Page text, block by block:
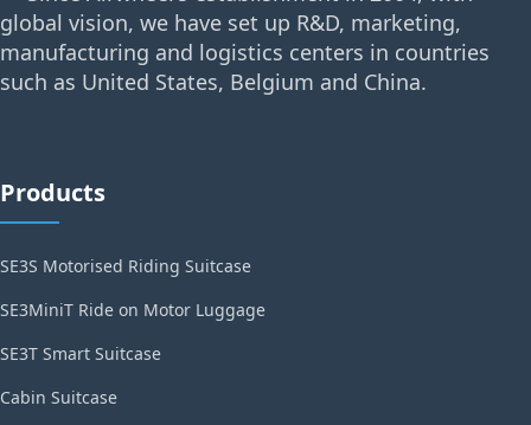
global vision, we have set up R&D, marketing,
manufacturing and logistics centers in countries
such as United States, Belgium and China.
Products
SE3S Motorised Riding Suitcase
SE3MiniT Ride on Motor Luggage
SE3T Smart Suitcase
Cabin Suitcase